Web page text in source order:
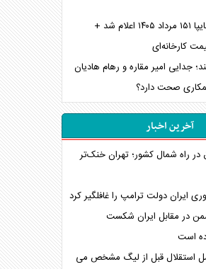
قیمت جدید سایپا ۱۵۱ مرداد ۱۴۰۵ اعلام شد +
کارخانه‌ای
جدایی امیر مقاره و رهام هادیان
صحت دارد؟
آخرین اخبار
در راه شمال کشور؛ تهران خنک‌تر
ایران دولت ترامپ را غافلگیر کرد
در مقابل ایران شکست
است
استقلال قبل از لیگ مشخص می